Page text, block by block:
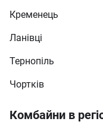
Кременець
Ланівці
Тернопіль
Чортків
Комбайни в